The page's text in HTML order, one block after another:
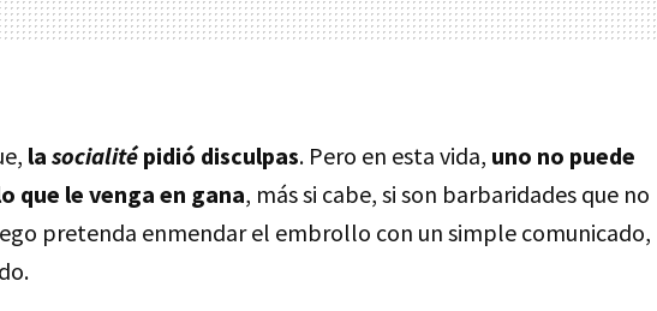
la socialité pidió disculpas. Pero en esta vida, uno no puede
que le venga en gana, más si cabe, si son barbaridades que no
pretenda enmendar el embrollo con un simple comunicado,